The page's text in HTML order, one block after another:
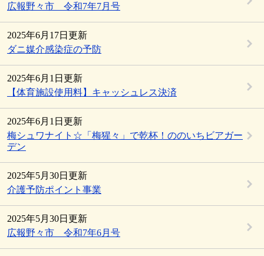
広報野々市 令和7年7月号
2025年6月17日更新
ダニ媒介感染症の予防
2025年6月1日更新
【体育施設使用料】キャッシュレス決済
2025年6月1日更新
梅シュワナイト☆「梅猩々」で乾杯！ののいちビアガー
デン
2025年5月30日更新
介護予防ポイント事業
2025年5月30日更新
広報野々市 令和7年6月号